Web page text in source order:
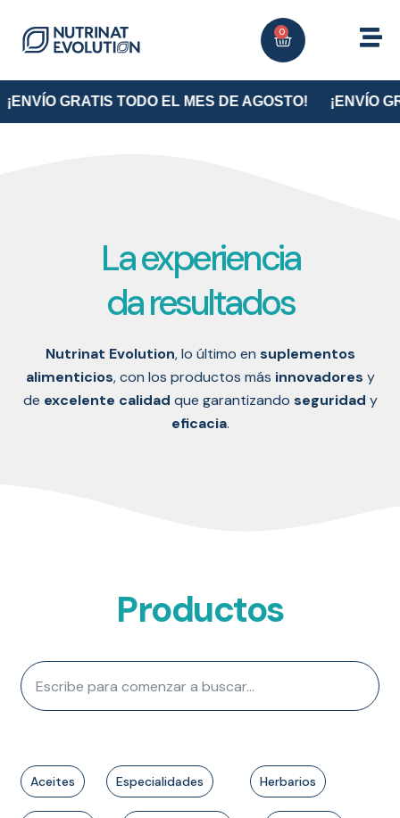
0
GRATIS TODO EL MES DE AGOSTO! ¡ENVÍO
La experiencia
da resultados
Nutrinat Evolution, lo último en suplementos
alimenticios, con los productos más innovadores y
de excelente calidad que garantizando seguridad y
eficacia.
Productos
Aceites Especialidades Herbarios